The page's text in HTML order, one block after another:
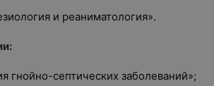
и реаниматология».
гнойно-септических заболеваний»;